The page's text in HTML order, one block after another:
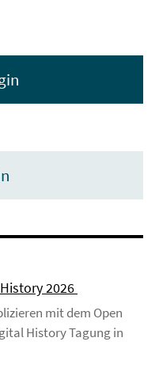
2026
mit dem Open
History Tagung in